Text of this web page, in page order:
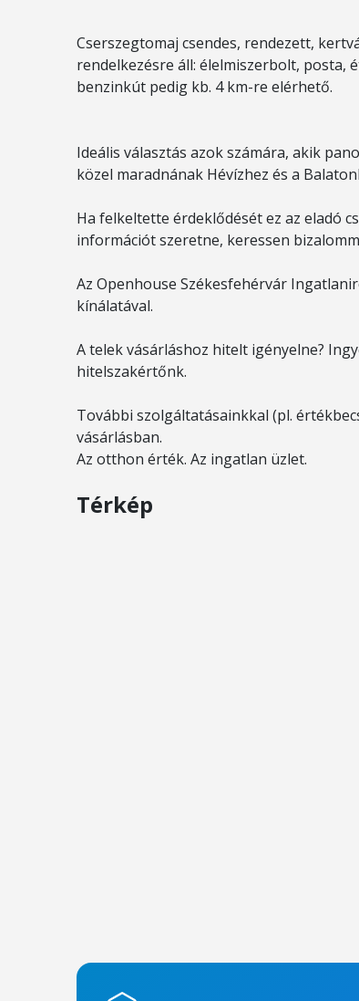
Cserszegtomaj csendes, rendezett,
rendelkezésre áll: élelmiszerbolt, posta,
benzinkút pedig kb. 4 km-re elérhető.
Ideális választás azok számára, akik
közel maradnának Hévízhez és a
Ha felkeltette érdeklődését ez az eladó
információt szeretne, keressen
Az Openhouse Székesfehérvár
kínálatával.
A telek vásárláshoz hitelt igényelne?
hitelszakértőnk.
További szolgáltatásainkkal (pl.
vásárlásban.
Az otthon érték. Az ingatlan üzlet.
Térkép